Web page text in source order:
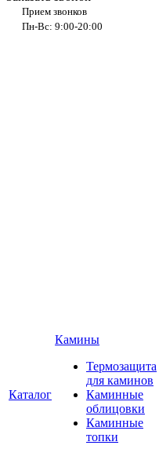
Прием звонков
Пн-Вс: 9:00-20:00
Каталог
Камины
Термозащита
для каминов
Каминные
облицовки
Каминные
топки